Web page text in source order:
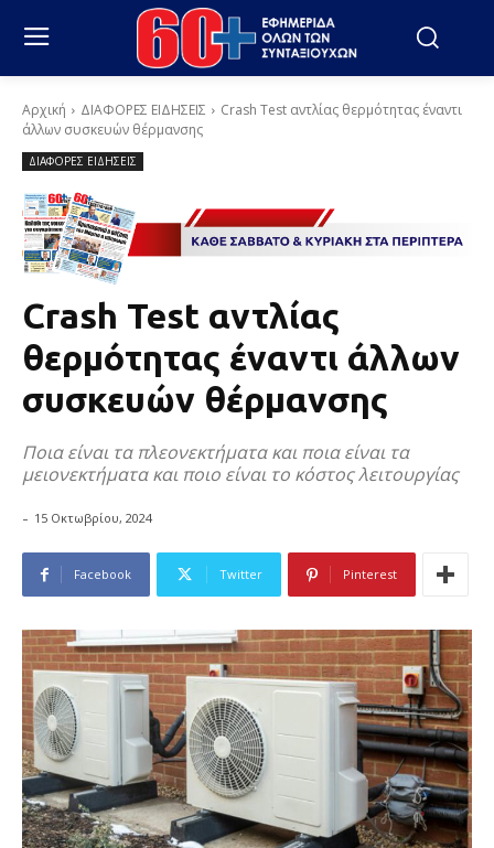
Αρχική ΔΙΑΦΟΡΕΣ ΕΙΔΗΣΕΙΣ
Crash Test αντλίας θερμότητας έναντι
άλλων συσκευών θέρμανσης
ΔΙΑΦΟΡΕΣ ΕΙΔΗΣΕΙΣ
Crash Test αντλίας
θερμότητας έναντι άλλων
συσκευών θέρμανσης
Ποια είναι τα πλεονεκτήματα και ποια είναι τα
μειονεκτήματα και ποιο είναι το κόστος λειτουργίας
- 15 Οκτωβρίου, 2024
Facebook Twitter Pinterest